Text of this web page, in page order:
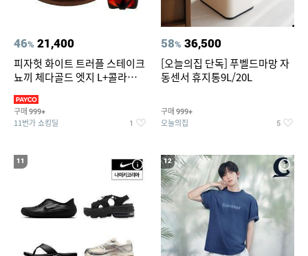
46% 21,400
피자헛 화이트 트러플 스테이크
뇨끼 체다골드 엣지 L+콜라
구매 999+
11번가 쇼킹딜 1
58% 36,500
[오늘의집 단독] 푸벨드마망 자
동센서 휴지통9L/20L
구매 999+
오늘의집 5
11 12